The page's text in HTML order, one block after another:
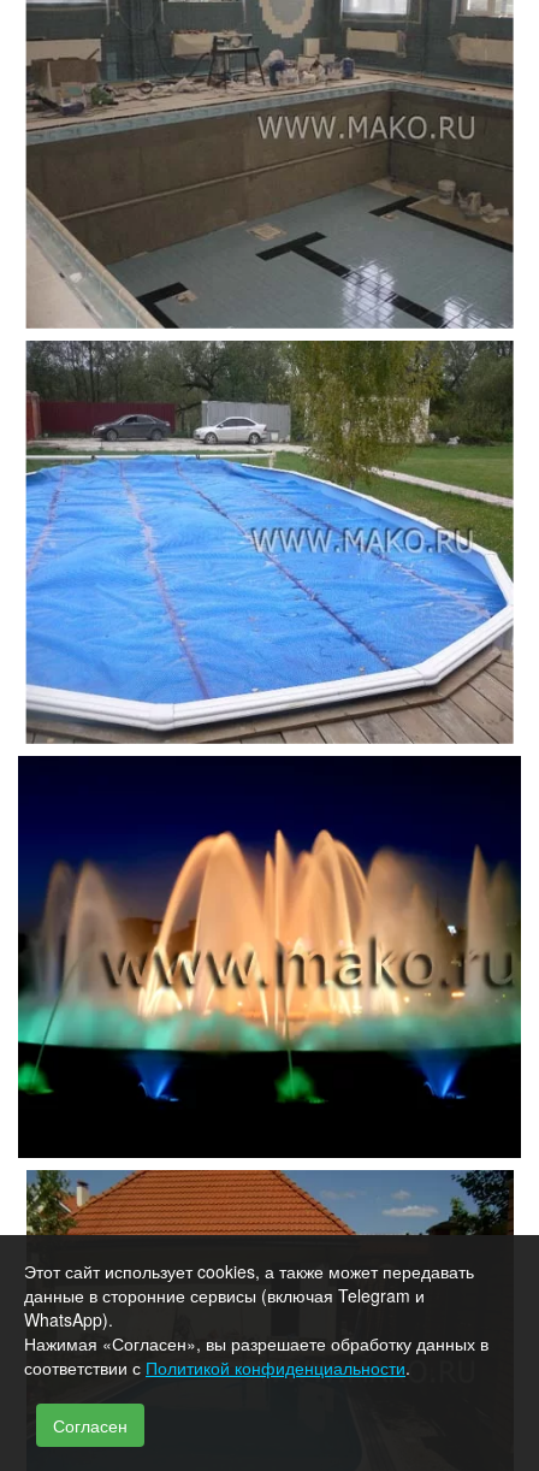
Этот сайт использует cookies, а также может передавать
данные в сторонние сервисы (включая Telegram и
WhatsApp).
Нажимая «Согласен», вы разрешаете обработку данных в
соответствии с Политикой конфиденциальности.
Согласен